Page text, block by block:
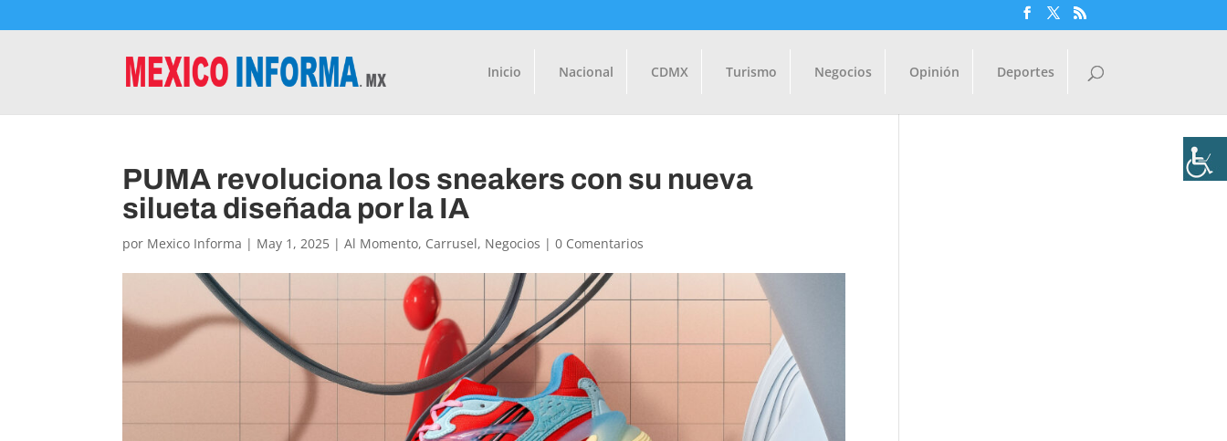
Inicio Nacional CDMX Turismo Negocios Opinión Deportes
PUMA revoluciona los sneakers con su nueva
silueta diseñada por la IA
por Mexico Informa | May 1, 2025 |Al Momento, Carrusel, Negocios |0 Comentarios